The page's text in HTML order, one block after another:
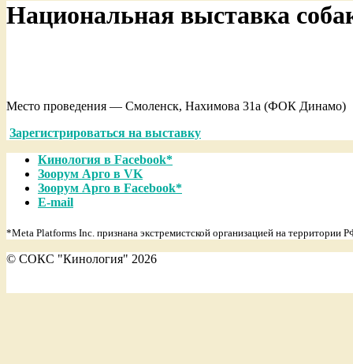
Национальная выставка
Место проведения — Смоленск, Нахимова 31а (ФОК Динамо)
Зарегистрироваться на выставку
2022-
Кинология в Facebook*
Зоорум Арго в VK
Зоорум Арго в Facebook*
E-mail
*Meta Platforms Inc. признана экстремистской организацией на территории
© СОКС "Кинология" 2026